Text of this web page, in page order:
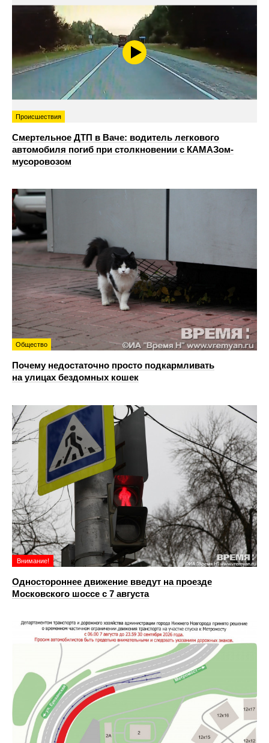
Происшествия
Смертельное ДТП в Ваче: водитель легкового
автомобиля погиб при столкновении с КАМАЗом-
мусоровозом
Общество
Почему недостаточно просто подкармливать
на улицах бездомных кошек
Внимание!
Одностороннее движение введут на проезде
Московского шоссе с 7 августа